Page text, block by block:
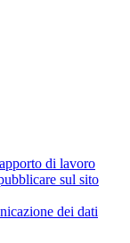
di lavoro
sul sito
dei dati